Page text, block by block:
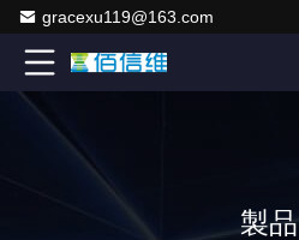
gracexu119@163.com
製品